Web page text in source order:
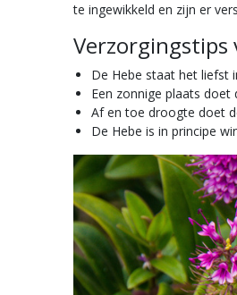
te ingewikkeld en zijn er
Verzorgingstips
De Hebe staat het liefst
Een zonnige plaats
Af en toe droogte doet
De Hebe is in principe